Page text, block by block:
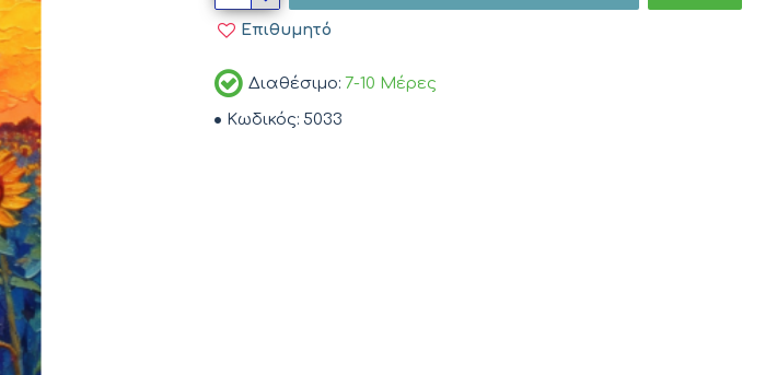
Διαθέσιμο: 7-10 Μέρες
Κωδικός: 5033
Επιθυμητό